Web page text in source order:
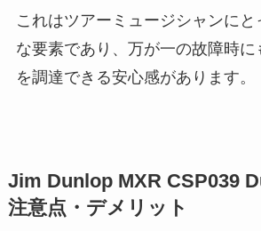
これはツアーミュージシャンに
な要素であり、万が一の故障時に
を調達できる安心感があります。
Jim Dunlop MXR CSP039
注意点・デメリット